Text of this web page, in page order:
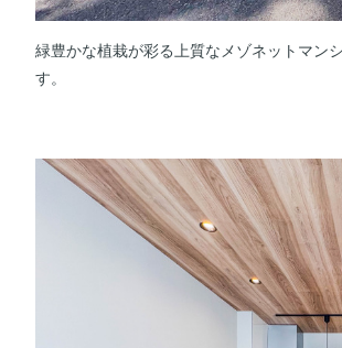
緑豊かな植栽が彩る上質なメゾネットマン
す。